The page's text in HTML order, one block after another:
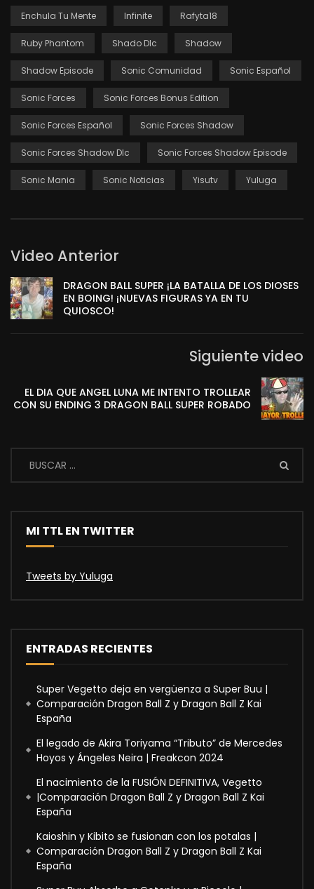
Enchula Tu Mente Infinite Rafyta18
Ruby Phantom Shado Dlc Shadow
Shadow Episode Sonic Comunidad Sonic Español
Sonic Forces Sonic Forces Bonus Edition
Sonic Forces Español Sonic Forces Shadow
Sonic Forces Shadow Dlc Sonic Forces Shadow Episode
Sonic Mania Sonic Noticias Yisutv Yuluga
Video Anterior
DRAGON BALL SUPER ¡LA BATALLA DE LOS DIOSES
EN BOING! ¡NUEVAS FIGURAS YA EN TU
QUIOSCO!
Siguiente video
EL DIA QUE ANGEL LUNA ME INTENTO TROLLEAR
CON SU ENDING 3 DRAGON BALL SUPER ROBADO
MI TTL EN TWITTER
Tweets by Yuluga
ENTRADAS RECIENTES
Super Vegetto deja en vergüenza a Super Buu |
Comparación Dragon Ball Z y Dragon Ball Z Kai
España
El legado de Akira Toriyama “Tributo” de Mercedes
Hoyos y Ángeles Neira | Freakcon 2024
El nacimiento de la FUSIÓN DEFINITIVA, Vegetto
|Comparación Dragon Ball Z y Dragon Ball Z Kai
España
Kaioshin y Kibito se fusionan con los potalas |
Comparación Dragon Ball Z y Dragon Ball Z Kai
España